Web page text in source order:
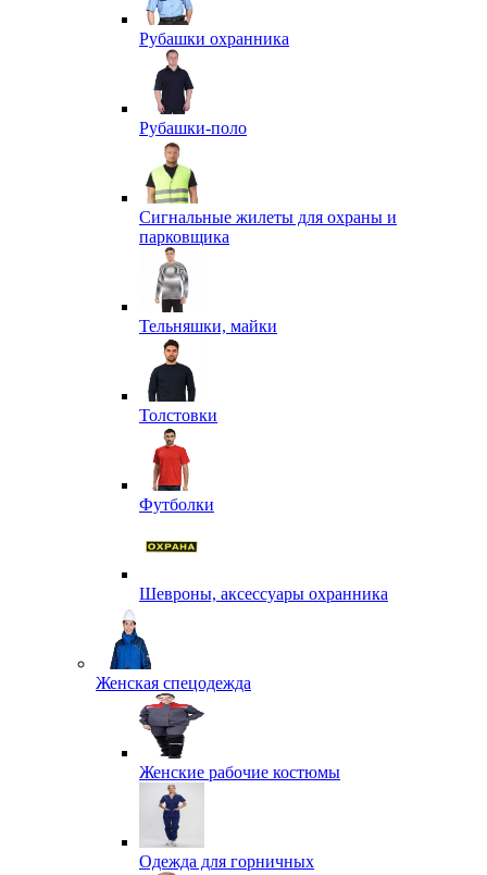
Рубашки охранника
Рубашки-поло
Сигнальные жилеты для охраны и
парковщика
Тельняшки, майки
Толстовки
Футболки
Шевроны, аксессуары охранника
Женская спецодежда
Женские рабочие костюмы
Одежда для горничных